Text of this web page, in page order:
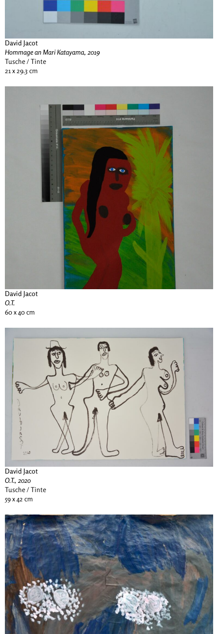
David Jacot
Hommage an Mari Katayama, 2019
Tusche / Tinte
21 x 29.3 cm
David Jacot
O.T.
60 x 40 cm
David Jacot
O.T., 2020
Tusche / Tinte
59 x 42 cm